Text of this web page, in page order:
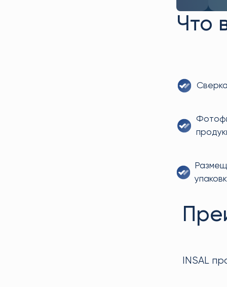
Что
INSAL